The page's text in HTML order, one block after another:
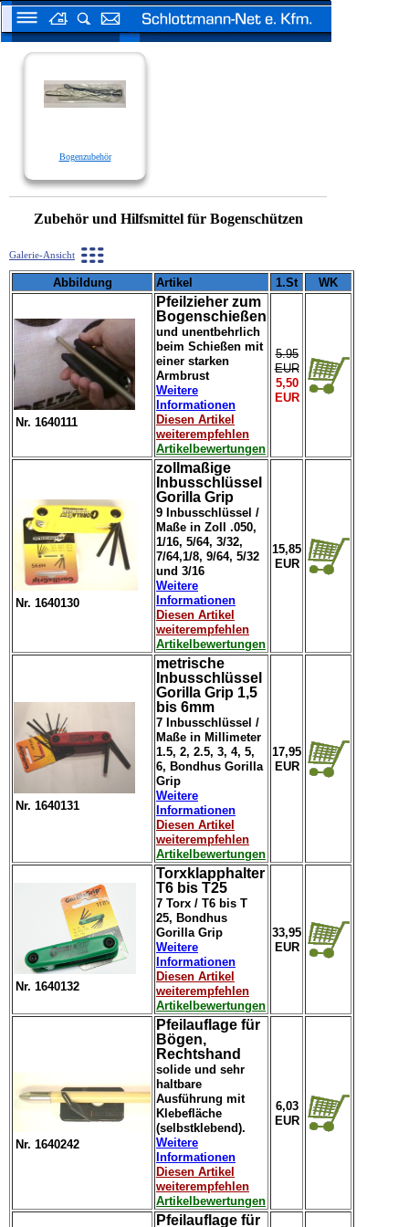
Bogenzubehör
Zubehör und Hilfsmittel für Bogenschützen
Galerie-Ansicht
Abbildung Artikel 1.St WK
Nr. 1640111
Pfeilzieher zum
Bogenschießen
und unentbehrlich
beim Schießen mit
einer starken
Armbrust
Weitere
Informationen
Diesen Artikel
weiterempfehlen
Artikelbewertungen
5.95
EUR
5,50
EUR
Nr. 1640130
zollmaßige
Inbusschlüssel
Gorilla Grip
9 Inbusschlüssel /
Maße in Zoll .050,
1/16, 5/64, 3/32,
7/64,1/8, 9/64, 5/32
und 3/16
Weitere
Informationen
Diesen Artikel
weiterempfehlen
Artikelbewertungen
15,85
EUR
Nr. 1640131
metrische
Inbusschlüssel
Gorilla Grip 1,5
bis 6mm
7 Inbusschlüssel /
Maße in Millimeter
1.5, 2, 2.5, 3, 4, 5,
6, Bondhus Gorilla
Grip
Weitere
Informationen
Diesen Artikel
weiterempfehlen
Artikelbewertungen
17,95
EUR
Nr. 1640132
Torxklapphalter
T6 bis T25
7 Torx / T6 bis T
25, Bondhus
Gorilla Grip
Weitere
Informationen
Diesen Artikel
weiterempfehlen
Artikelbewertungen
33,95
EUR
Nr. 1640242
Pfeilauflage für
Bögen,
Rechtshand
solide und sehr
haltbare
Ausführung mit
Klebefläche
(selbstklebend).
Weitere
Informationen
Diesen Artikel
weiterempfehlen
Artikelbewertungen
6,03
EUR
Pfeilauflage für